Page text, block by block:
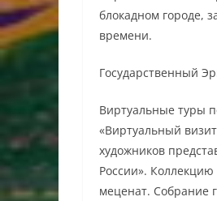
блокадном городе,
времени.
Государственный
Виртуальные туры
«Виртуальный
художников
России».
меценат. Собрание